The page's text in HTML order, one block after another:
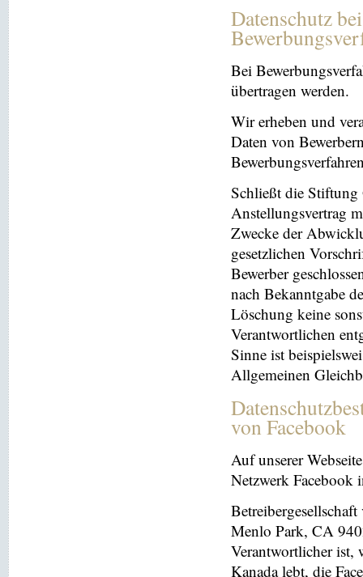
Datenschutz
Bei
übertragen werden.
Wir erheben und
Daten von
Schließt die Stiftung
Anstellungsvertrag
Zwecke der
gesetzlichen
Bewerber
nach Bekanntgabe
Löschung keine
Verantwortlichen
Sinne ist
Allgemeinen
von Facebook
Auf unserer
Netzwerk Facebook
Menlo Park, CA
Verantwortlicher ist,
Kanada lebt, die